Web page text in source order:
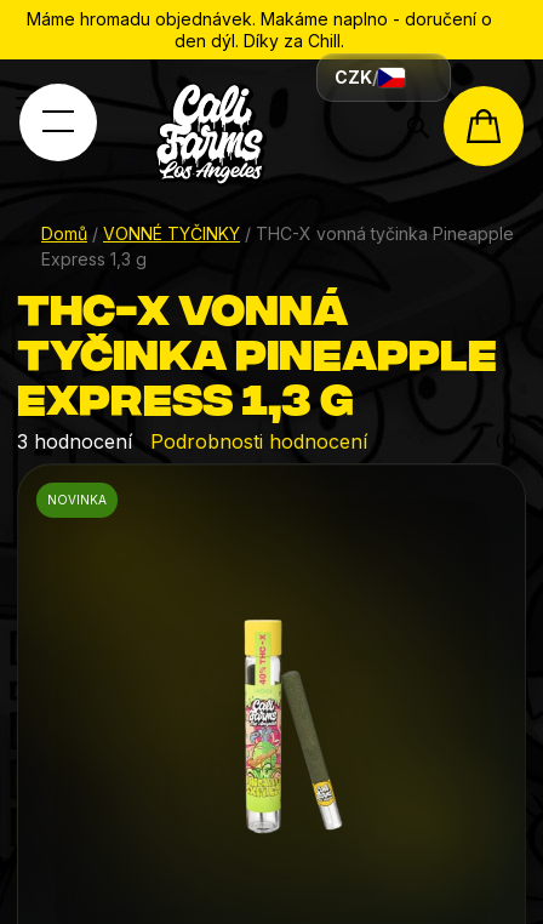
Máme hromadu objednávek. Makáme naplno - doručení o
den dýl. Díky za Chill.
CZK/
Hledat
Domů / VONNÉ TYČINKY / THC-X vonná tyčinka Pineapple
Express 1,3 g
THC-X vonná
tyčinka Pineapple
Express 1,3 g
Průměrné
hodnocení
produktu
3 hodnocení Podrobnosti hodnocení
NOVINKA